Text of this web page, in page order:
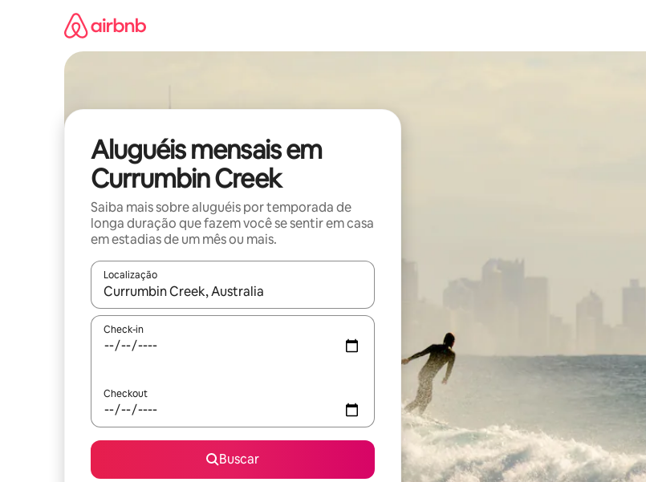
Aluguéis mensais em
Currumbin Creek
Saiba mais sobre aluguéis por temporada de
longa duração que fazem você se sentir em casa
em estadias de um mês ou mais.
Localização
Quando os resultados estiverem disponíveis, explore-os usando as seta para cima e para baixo do
Check-in
Checkout
Buscar